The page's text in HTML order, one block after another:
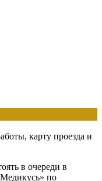
карту проезда и
в очереди в
по